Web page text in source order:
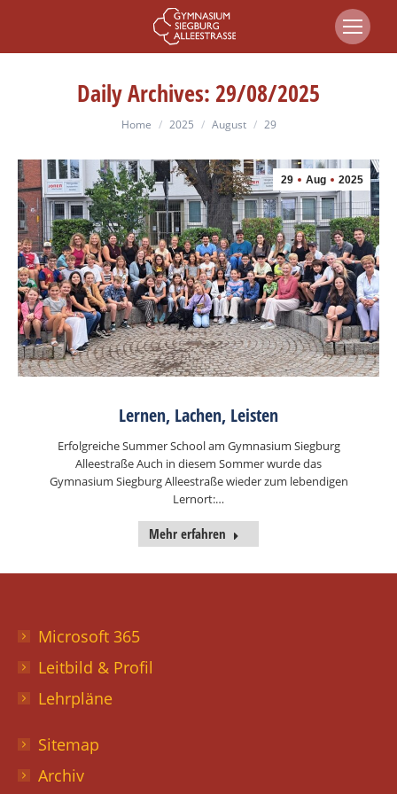
Daily Archives: 29/08/2025
You are here:
Home 2025 August 29
29 Aug 2025
Lernen, Lachen, Leisten
Erfolgreiche Summer School am Gymnasium Siegburg
Alleestraße Auch in diesem Sommer wurde das
Gymnasium Siegburg Alleestraße wieder zum lebendigen
Lernort:…
Mehr erfahren
Microsoft 365
Leitbild & Profil
Lehrpläne
Sitemap
Archiv